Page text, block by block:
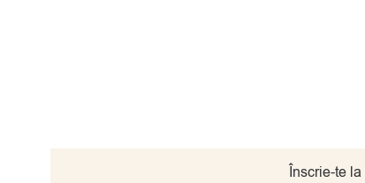
Înscrie-te la